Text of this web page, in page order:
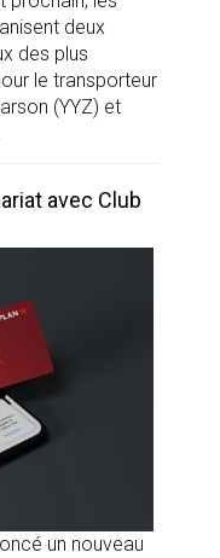
deux
des plus
le transporteur
(YYZ) et
avec Club
un nouveau